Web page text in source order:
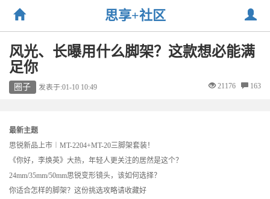
思享+社区
风光、长曝用什么脚架？这款想必能满
足你
圈子 发表于:01-10 10:49 21176 163
最新主题
思锐新品上市︱MT-2204+MT-20三脚架套装！
《你好，李焕英》大热，年轻人更关注的居然是这个？
24mm/35mm/50mm思锐变形镜头，该如何选择？
你适合怎样的脚架？这份挑选攻略请收藏好